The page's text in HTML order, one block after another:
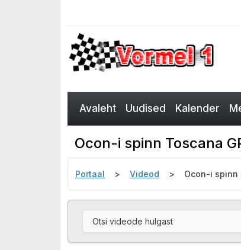
Avaleht Uudised Kalender
Ocon-i spinn Toscana
Portaal Videod Ocon-i spinn